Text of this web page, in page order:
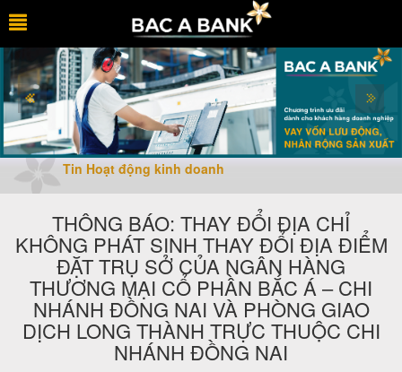
Tin Hoạt động kinh doanh
THÔNG BÁO: THAY ĐỔI ĐỊA CHỈ
KHÔNG PHÁT SINH THAY ĐỔI ĐỊA ĐIỂM
ĐẶT TRỤ SỞ CỦA NGÂN HÀNG
THƯƠNG MẠI CỔ PHẦN BẮC Á – CHI
NHÁNH ĐỒNG NAI VÀ PHÒNG GIAO
DỊCH LONG THÀNH TRỰC THUỘC CHI
NHÁNH ĐỒNG NAI